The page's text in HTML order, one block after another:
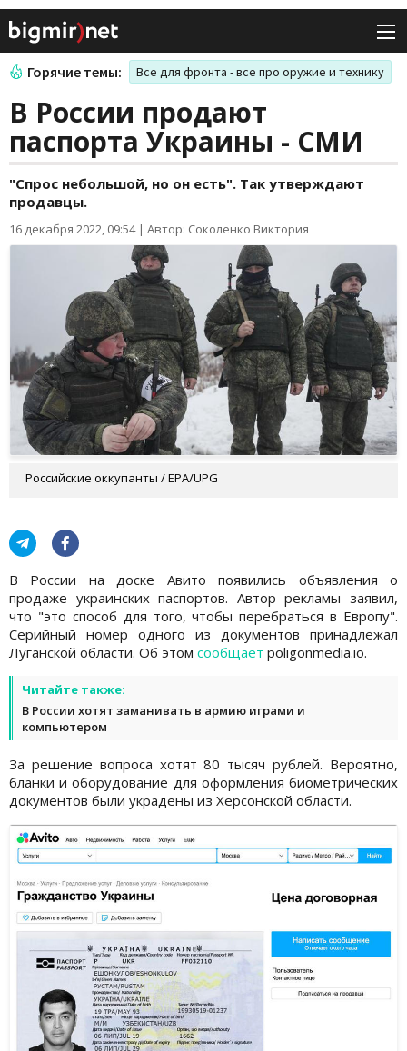
Горячие темы: Все для фронта - все про оружие и технику
В России продают
паспорта Украины - СМИ
"Спрос небольшой, но он есть". Так утверждают
продавцы.
16 декабря 2022, 09:54| Автор: Соколенко Виктория
Российские оккупанты / EPA/UPG
В России на доске Авито появились объявления о
продаже украинских паспортов. Автор рекламы заявил,
что "это способ для того, чтобы перебраться в Европу".
Серийный номер одного из документов принадлежал
Луганской области. Об этом сообщает poligonmedia.io.
Читайте также:
В России хотят заманивать в армию играми и
компьютером
За решение вопроса хотят 80 тысяч рублей. Вероятно,
бланки и оборудование для оформления биометрических
документов были украдены из Херсонской области.